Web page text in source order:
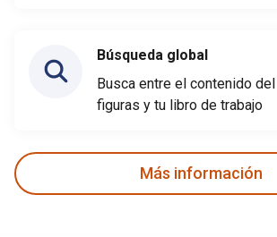
Búsqueda global
Busca entre el contenido
figuras y tu libro de trabajo
Más información